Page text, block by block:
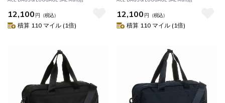
12,100 円 （税込）
積算 110 マイル (1倍)
12,100 円 （税込）
積算 110 マイル (1倍)